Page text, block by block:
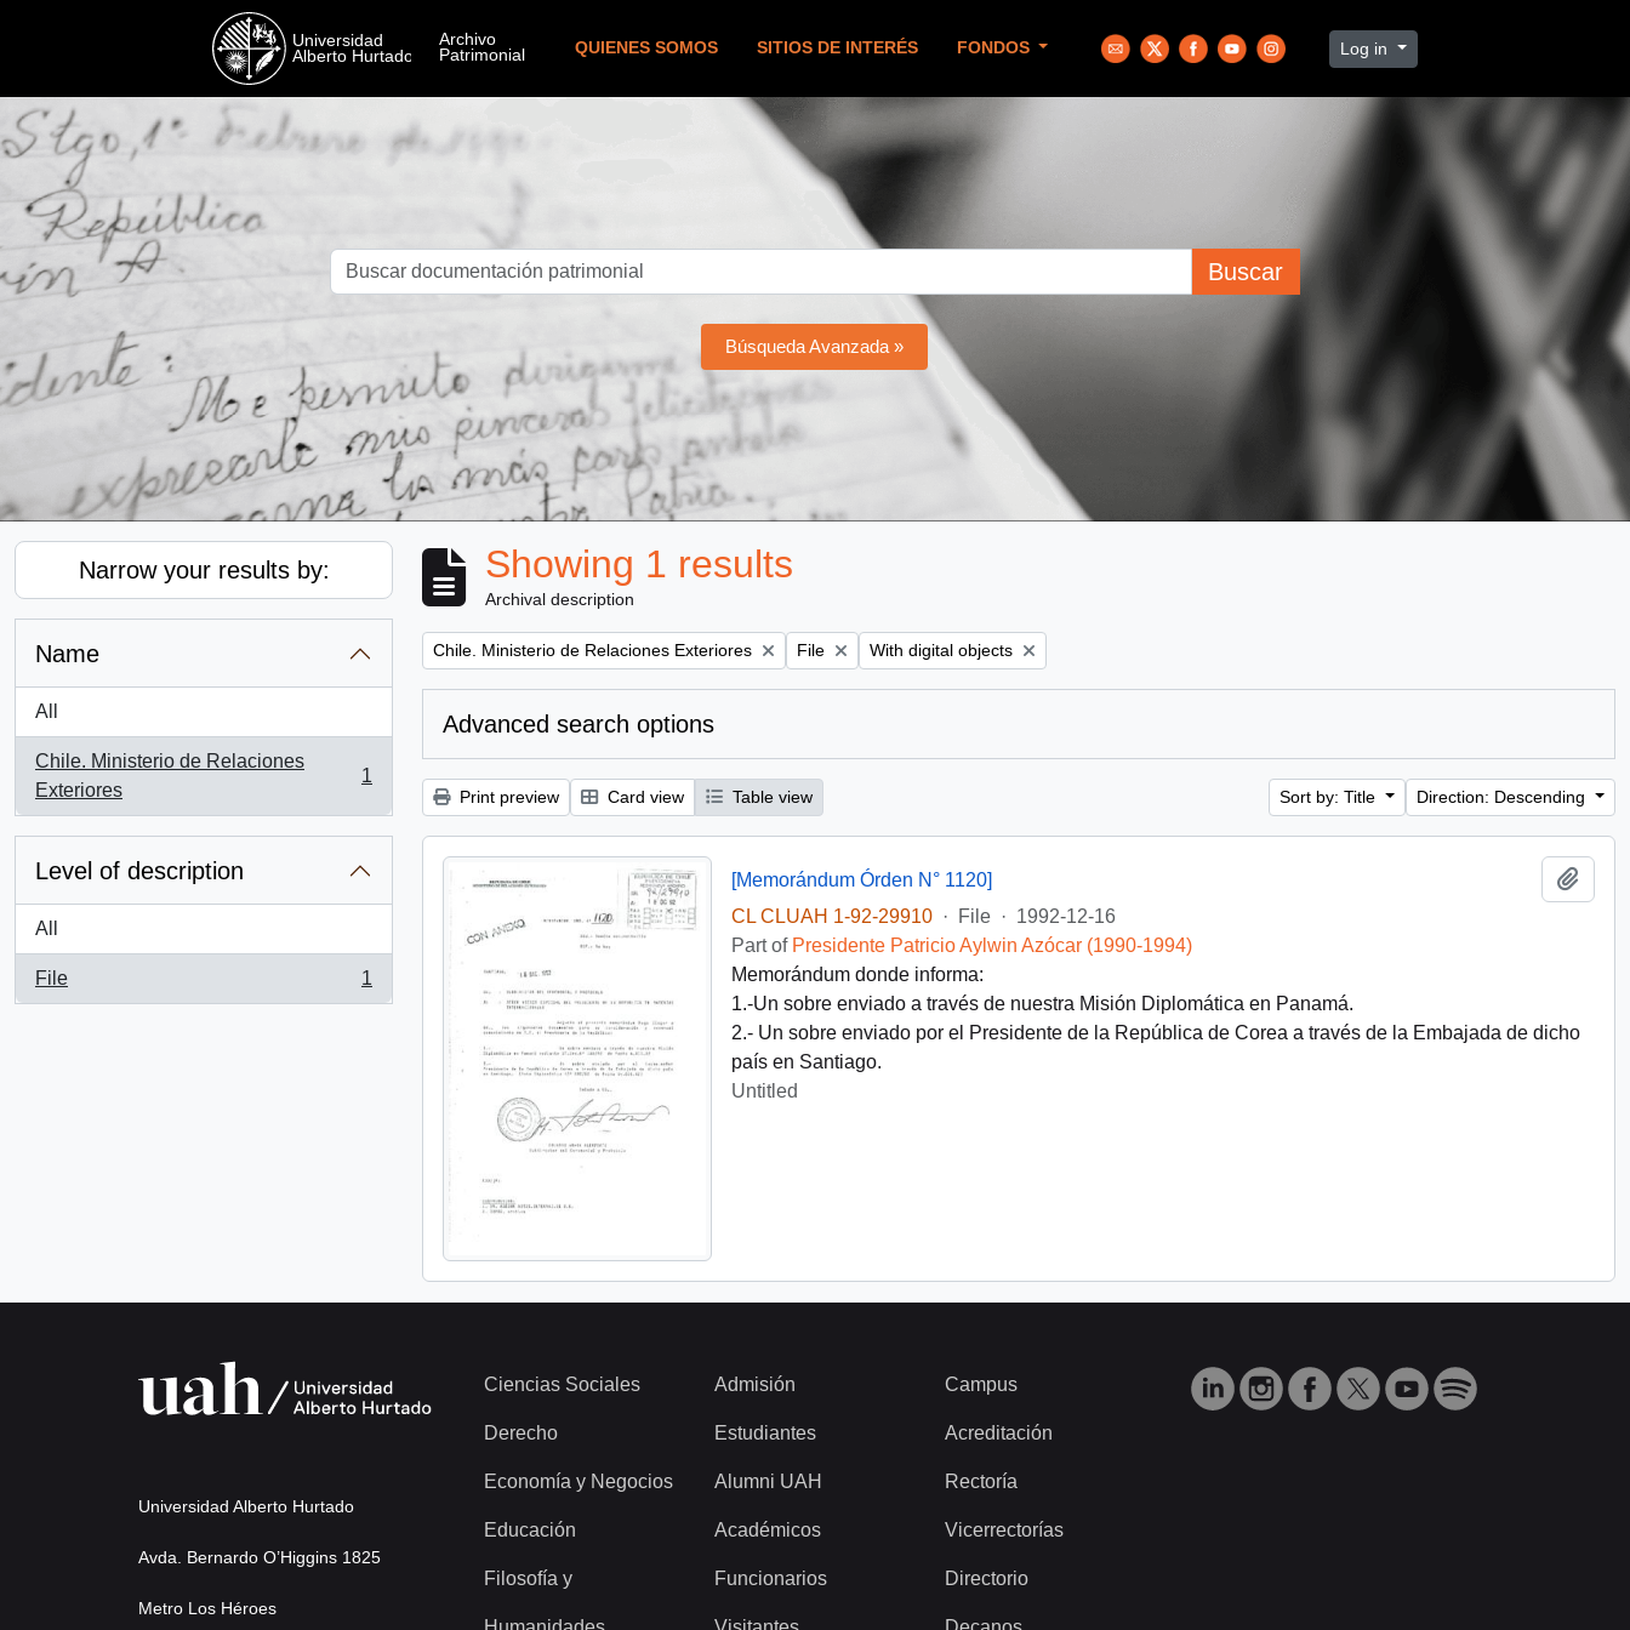
QUIENES SOMOS SITIOS DE INTERÉS FONDOS Log in
Buscar
Búsqueda Avanzada »
Narrow your results by:
Name
All
Chile. Ministerio de Relaciones
Exteriores
, 1 results
1
Level of description
All
File
, 1 results
1
Showing 1 results
Archival description
Remove filter:
Chile. Ministerio de Relaciones Exteriores Remove filter:
File Remove filter:
With digital objects
Advanced search options
Print preview Card view Table view Sort by: Title Direction: Descending
[Memorándum Órden N° 1120]
CL CLUAH 1-92-29910
· File · 1992-12-16
Part of Presidente Patricio Aylwin Azócar (1990-1994)
Memorándum donde informa:
1.-Un sobre enviado a través de nuestra Misión Diplomática en Panamá.
2.- Un sobre enviado por el Presidente de la República de Corea a través de la Embajada de dicho
país en Santiago.
Untitled
Universidad Alberto Hurtado
Avda. Bernardo O’Higgins 1825
Metro Los Héroes
Ciencias Sociales
Derecho
Economía y Negocios
Educación
Filosofía y
Admisión
Estudiantes
Alumni UAH
Académicos
Funcionarios
Campus
Acreditación
Rectoría
Vicerrectorías
Directorio